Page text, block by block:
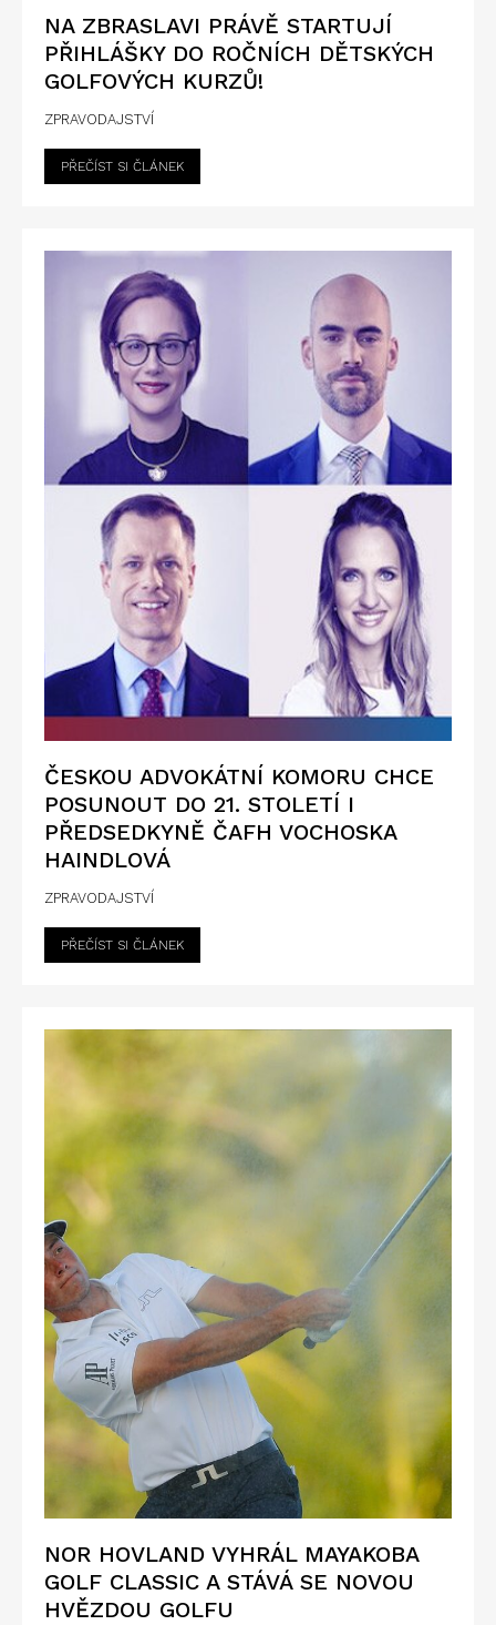
NA ZBRASLAVI PRÁVĚ STARTUJÍ
PŘIHLÁŠKY DO ROČNÍCH DĚTSKÝCH
GOLFOVÝCH KURZŮ!
ZPRAVODAJSTVÍ
PŘEČÍST SI ČLÁNEK
ČESKOU ADVOKÁTNÍ KOMORU CHCE
POSUNOUT DO 21. STOLETÍ I
PŘEDSEDKYNĚ ČAFH VOCHOSKA
HAINDLOVÁ
ZPRAVODAJSTVÍ
PŘEČÍST SI ČLÁNEK
NOR HOVLAND VYHRÁL MAYAKOBA
GOLF CLASSIC A STÁVÁ SE NOVOU
HVĚZDOU GOLFU